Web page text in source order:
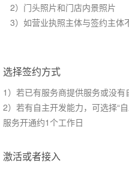
2）门头照片和门店内景照片
3）如营业执照主体与签约主体
选择签约方式
1）若已有服务商提供服务或没
2）若有自主开发能力，可选择“
服务开通约1个工作日
激活或者接入